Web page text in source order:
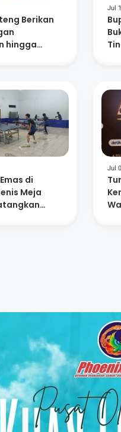
Berikan
hingga
Jul
di
Meja
Jul